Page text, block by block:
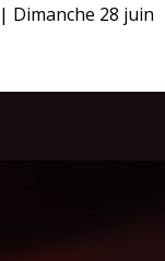
Dimanche 28 juin